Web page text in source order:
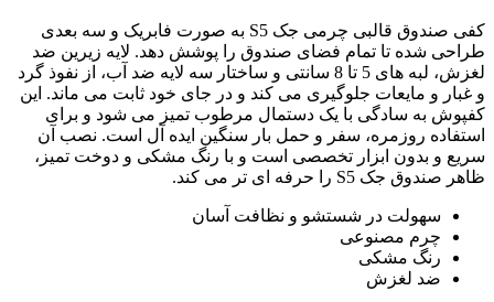
کفی صندوق قالبی چرمی جک S5 به صورت فابریک و سه بعدی
طراحی شده تا تمام فضای صندوق را پوشش دهد. لایه زیرین ضد
لغزش، لبه های 5 تا 8 سانتی و ساختار سه لایه ضد آب، از نفوذ گرد
و غبار و مایعات جلوگیری می کند و در جای خود ثابت می ماند. این
کفپوش به سادگی با یک دستمال مرطوب تمیز می شود و برای
استفاده روزمره، سفر و حمل بار سنگین ایده آل است. نصب آن
سریع و بدون ابزار تخصصی است و با رنگ مشکی و دوخت تمیز،
ظاهر صندوق جک S5 را حرفه ای تر می کند.
سهولت در شستشو و نظافت آسان
چرم مصنوعی
رنگ مشکی
ضد لغزش